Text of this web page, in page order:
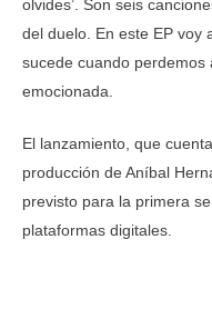
olvides’. Son seis
del duelo. En este EP voy
sucede cuando perdemos
emocionada.
El lanzamiento, que
producción de Aníbal
previsto para la primera
plataformas digitales.